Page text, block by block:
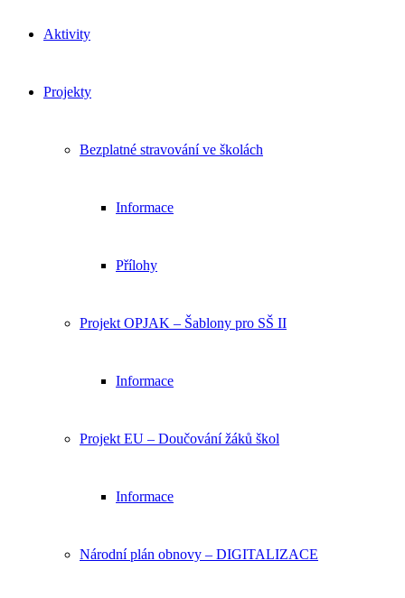
Aktivity
Projekty
Bezplatné stravování ve školách
Informace
Přílohy
Projekt OPJAK – Šablony pro SŠ II
Informace
Projekt EU – Doučování žáků škol
Informace
Národní plán obnovy – DIGITALIZACE